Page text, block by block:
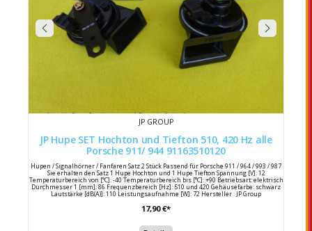
JP GROUP
JP Hupe SET Hochton und Tiefton 510, 420 Hz alle
Porsche 911/ 944 91163510120
Hupen / Signalhörner / Fanfaren Satz 2 Stück Passend für Porsche 911 / 964 / 993 / 987
Sie erhalten den Satz 1 Hupe Hochton und 1 Hupe Tiefton Spannung [V]: 12
Temperaturbereich von [°C]: -40 Temperaturbereich bis [°C]: +90 Betriebsart: elektrisch
Durchmesser 1 [mm]: 86 Frequenzbereich [Hz]: 510 und 420 Gehäusefarbe: schwarz
Lautstärke [dB(A)]: 110 Leistungsaufnahme [W]: 72 Hersteller : JP Group
635 101 20 / 91163510120 911 635 102 20 / 91163510220
17,90 €*